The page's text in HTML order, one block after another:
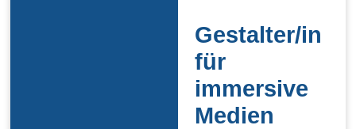
Gestalter/in
für
immersive
Medien